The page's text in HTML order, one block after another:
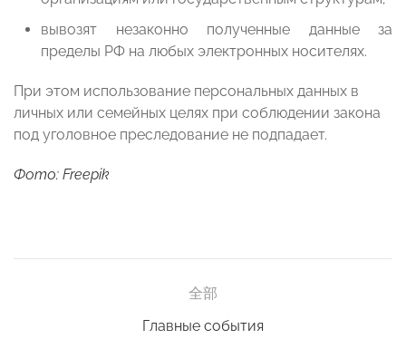
вывозят незаконно полученные данные за
пределы РФ на любых электронных носителях.
При этом использование персональных данных в
личных или семейных целях при соблюдении закона
под уголовное преследование не подпадает.
Фото: Freepik
全部
Главные события